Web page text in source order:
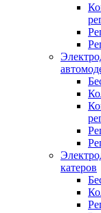
катеров